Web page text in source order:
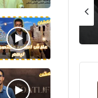
2026-06-21
نسيم حداد يكشف: “العيطة” مشروع فني مغربي للعالمية من قلب موازين